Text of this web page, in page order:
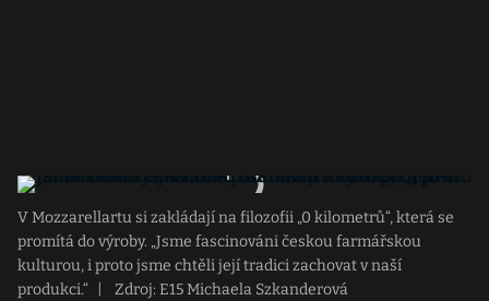
V Mozzarellartu si zakládají na filozofii „0 kilometrů“, která se
promítá do výroby. „Jsme fascinováni českou farmářskou
kulturou, i proto jsme chtěli její tradici zachovat v naší
produkci.“
Zdroj: E15 Michaela Szkanderová